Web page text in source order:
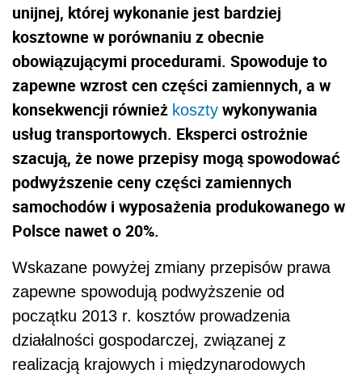
unijnej, której wykonanie jest bardziej
kosztowne w porównaniu z obecnie
obowiązującymi procedurami. Spowoduje to
zapewne wzrost cen części zamiennych, a w
konsekwencji również koszty wykonywania
usług transportowych. Eksperci ostrożnie
szacują, że nowe przepisy mogą spowodować
podwyższenie ceny części zamiennych
samochodów i wyposażenia produkowanego w
Polsce nawet o 20%.
Wskazane powyżej zmiany przepisów prawa
zapewne spowodują podwyższenie od
początku 2013 r. kosztów prowadzenia
działalności gospodarczej, związanej z
realizacją krajowych i międzynarodowych